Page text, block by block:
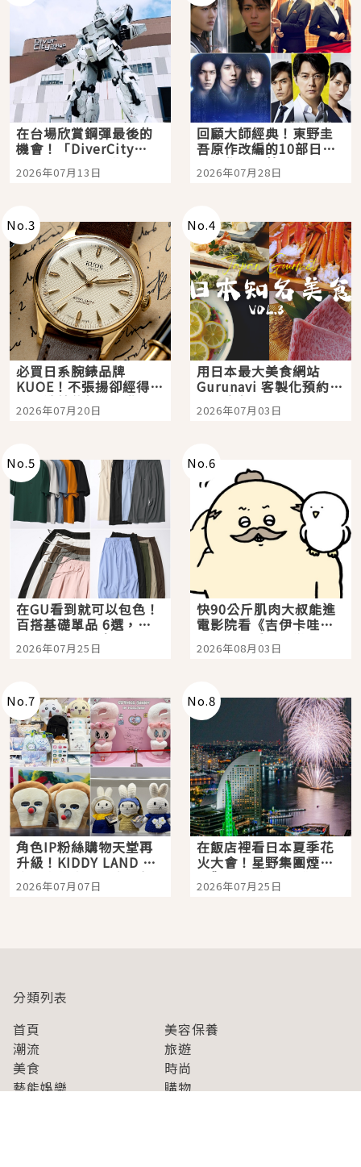
在台場欣賞鋼彈最後的
機會！「DiverCity
Tokyo Plaza」搭船、
購物、美食及夜景，一
2026年07月13日
回顧大師經典！東野圭
吾原作改編的10部日本
影視作品推薦
2026年07月28日
No.3
必買日系腕錶品牌
KUOE！不張揚卻經得起
時間洗鍊的經典之作五
選
2026年07月20日
No.4
用日本最大美食網站
Gurunavi 客製化預約九
大都市餐廳，打造專屬
美食體驗！
2026年07月03日
No.5
在GU看到就可以包色！
百搭基礎單品 6選，閉
眼全收也不心疼
2026年07月25日
No.6
快90公斤肌肉大叔能進
電影院看《吉伊卡哇》
嗎？日本重金屬樂團
「打首」會長與nagano
2026年08月03日
No.7
角色IP粉絲購物天堂再
升級！KIDDY LAND 原
宿店吉伊卡哇迎客，新
開幕 OMOKADO 店3分
2026年07月07日
No.8
在飯店裡看日本夏季花
火大會！星野集團煙火
景觀飯店6選，讓你不用
人擠人悠閒欣賞
2026年07月25日
分類列表
首頁
美容保養
潮流
旅遊
美食
時尚
藝能娛樂
購物